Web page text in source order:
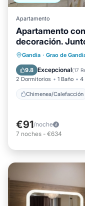
Apartamento
Apartamento
decoración.
SOLO FAMILIAS
Gandia · Grao de
9.8 Excepcional(17
2 Dormitorios 1 Baño 4
Chimenea/Calefacción
Chimenea/
Se admiten
Aire
€91/noche
7 noches - €634